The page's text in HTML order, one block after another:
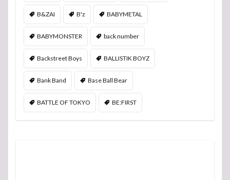
B&ZAI B'z BABYMETAL
BABYMONSTER back number
Backstreet Boys BALLISTIK BOYZ
Bank Band Base Ball Bear
BATTLE OF TOKYO BE:FIRST